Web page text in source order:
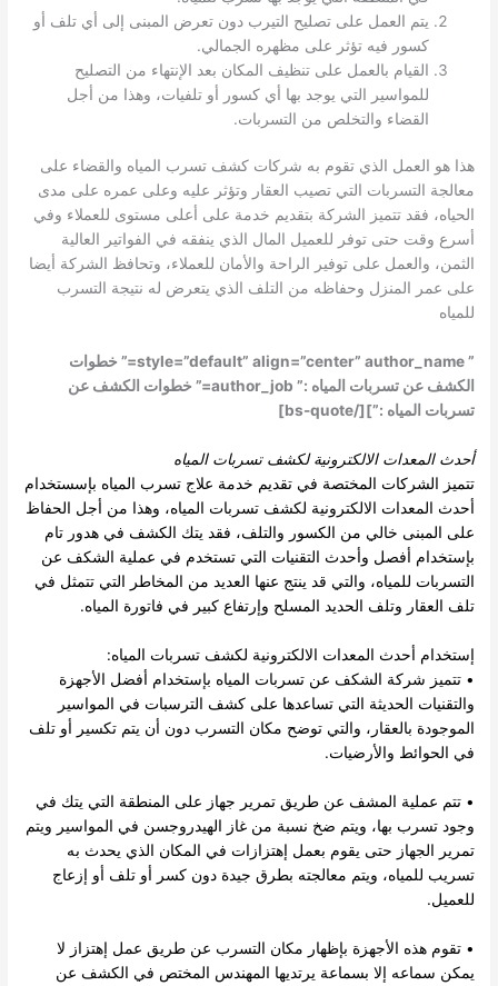
يتم العمل على تصليح التيرب دون تعرض المبنى إلى أي تلف أو
كسور فيه تؤثر على مظهره الجمالي.
القيام بالعمل على تنظيف المكان بعد الإنتهاء من التصليح
للمواسير التي يوجد بها أي كسور أو تلفيات، وهذا من أجل
القضاء والتخلص من التسربات.
هذا هو العمل الذي تقوم به شركات كشف تسرب المياه والقضاء على
معالجة التسربات التي تصيب العقار وتؤثر عليه وعلى عمره على مدى
الحياه، فقد تتميز الشركة بتقديم خدمة على أعلى مستوى للعملاء وفي
أسرع وقت حتى توفر للعميل المال الذي ينفقه في الفواتير العالية
الثمن، والعمل على توفير الراحة والأمان للعملاء، وتحافظ الشركة أيضا
على عمر المنزل وحفاظه من التلف الذي يتعرض له نتيجة التسرب
للمياه
” style=”default” align=”center” author_name=” خطوات
الكشف عن تسربات المياه :” author_job=” خطوات الكشف عن
تسربات المياه :”][/bs-quote]
أحدث المعدات الالكترونية لكشف تسربات المياه
تتميز الشركات المختصة في تقديم خدمة علاج تسرب المياه بإسستخدام
أحدث المعدات الالكترونية لكشف تسربات المياه، وهذا من أجل الحفاظ
على المبنى خالي من الكسور والتلف، فقد يتك الكشف في هدور تام
بإستخدام أفصل وأحدث التقنيات التي تستخدم في عملية الشكف عن
التسربات للمياه، والتي قد ينتج عنها العديد من المخاطر التي تتمثل في
تلف العقار وتلف الحديد المسلح وإرتفاع كبير في فاتورة المياه.
إستخدام أحدث المعدات الالكترونية لكشف تسربات المياه:
• تتميز شركة الشكف عن تسربات المياه بإستخدام أفضل الأجهزة
والتقنيات الحديثة التي تساعدها على كشف الترسبات في المواسير
الموجودة بالعقار، والتي توضح مكان التسرب دون أن يتم تكسير أو تلف
في الحوائط والأرضيات.
• تتم عملية المشف عن طريق تمرير جهاز على المنطقة التي يتك في
وجود تسرب بها، ويتم ضخ نسبة من غاز الهيدروجسن في المواسير ويتم
تمرير الجهاز حتى يقوم بعمل إهتزازات في المكان الذي يحدث به
تسريب للمياه، ويتم معالجته بطرق جيدة دون كسر أو تلف أو إزعاج
للعميل.
• تقوم هذه الأجهزة بإظهار مكان التسرب عن طريق عمل إهتزاز لا
يمكن سماعه إلا بسماعة يرتديها المهندس المختص في الكشف عن